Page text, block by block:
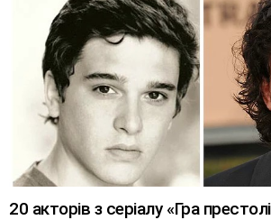
20 акторів з серіалу «Гра